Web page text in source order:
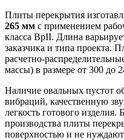
Плиты перекрытия
265 мм с применением
класса BpII. Длина
заказчика и типа проекта.
расчетно-
массы) в размере от 300 до
Наличие овальных пустот
вибраций, качественную
легкость готового изделия.
производства плиты
поверхностью и не